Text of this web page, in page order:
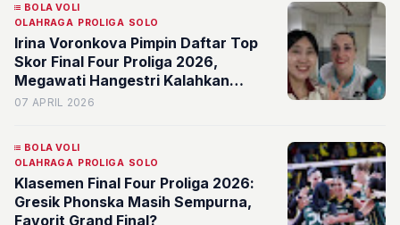
BOLA VOLI
OLAHRAGA PROLIGA SOLO
Irina Voronkova Pimpin Daftar Top
Skor Final Four Proliga 2026,
Megawati Hangestri Kalahkan
Neriman Ozsoy
07 APRIL 2026
BOLA VOLI
OLAHRAGA PROLIGA SOLO
Klasemen Final Four Proliga 2026:
Gresik Phonska Masih Sempurna,
Favorit Grand Final?